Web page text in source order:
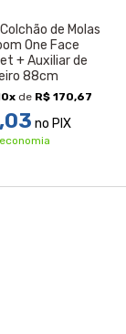
de Molas
One Face
+ Auxiliar de
88cm
x de R$ 170,67
no PIX